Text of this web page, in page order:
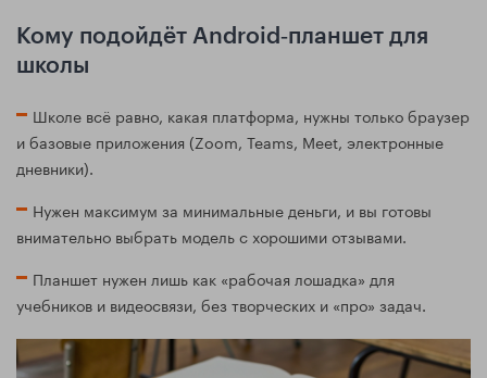
Кому подойдёт Android‑планшет для
школы
Школе всё равно, какая платформа, нужны только браузер
и базовые приложения (Zoom, Teams, Meet, электронные
дневники).
Нужен максимум за минимальные деньги, и вы готовы
внимательно выбрать модель с хорошими отзывами.
Планшет нужен лишь как «рабочая лошадка» для
учебников и видеосвязи, без творческих и «про» задач.